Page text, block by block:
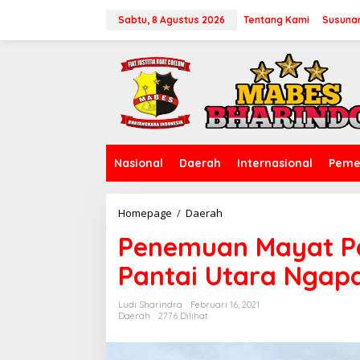
Sabtu, 8 Agustus 2026 Tentang Kami
Nasional Daerah Internasional
Homepage / Daerah
n
e
m
u
a
a
Penemuan Mayat
Pantai Utara
Ludi Sharindra
Februari 16, 2021
Daerah
2776 Dilihat